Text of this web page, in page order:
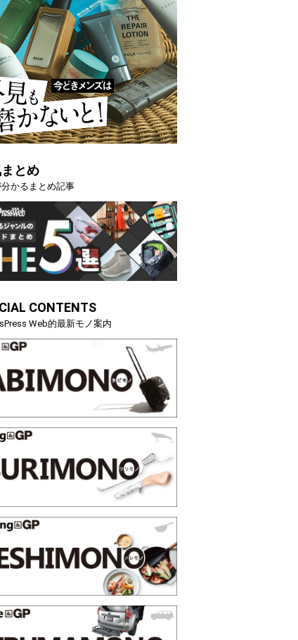
”タフな腕時計を。G-
本当に機能も見た…
【編集部員が選んだ「指名買
らイチオシアイテムをピック
トピックス
とめ
かるまとめ記事
CONTENTS
Web的最新モノ案内